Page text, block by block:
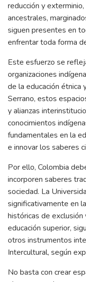
reducción y
ancestrales,
siguen presentes en
enfrentar toda forma
Este esfuerzo se
organizaciones
de la educación étnica
Serrano, estos
y alianzas
conocimientos
fundamentales en la
e innovar los saberes
Por ello, Colombia
incorporen saberes
sociedad. La
significativamente en
históricas de
educación superior,
otros instrumentos
Intercultural, según
No basta con crear